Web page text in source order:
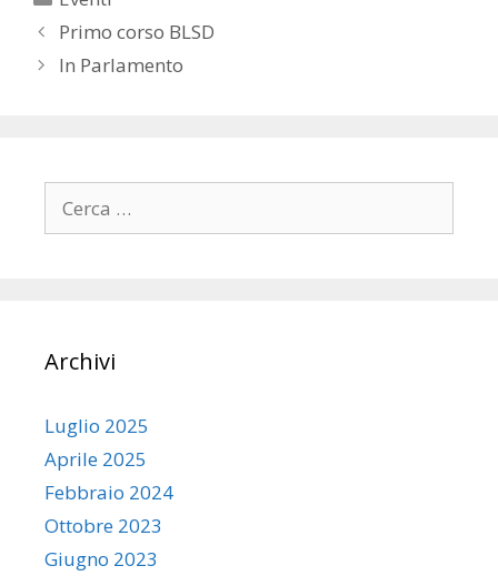
Primo corso BLSD
In Parlamento
per:
Archivi
Luglio 2025
Aprile 2025
Febbraio 2024
Ottobre 2023
Giugno 2023